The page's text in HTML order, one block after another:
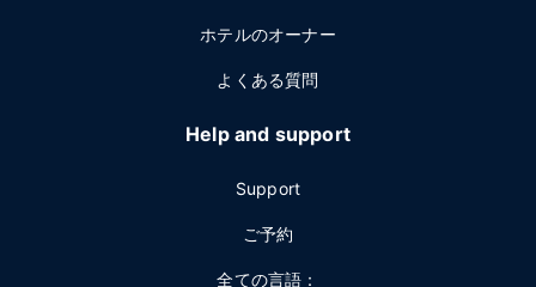
ホテルのオーナー
よくある質問
Help and support
Support
ご予約
全ての言語：